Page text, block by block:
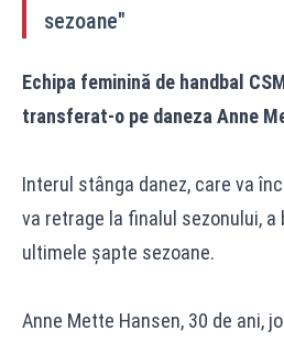
sezoane"
Echipa feminină de handbal
transferat-o pe daneza Anne
Interul stânga danez, care va
va retrage la finalul sezonului,
ultimele șapte sezoane.
Anne Mette Hansen, 30 de ani,